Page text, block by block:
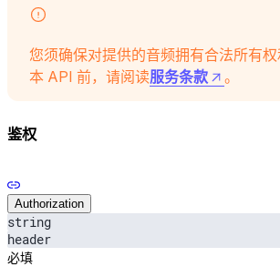
您须确保对提供的音频拥有合法所有
本 API 前，请阅读服务条款 。
鉴权
Authorization
string
header
必填